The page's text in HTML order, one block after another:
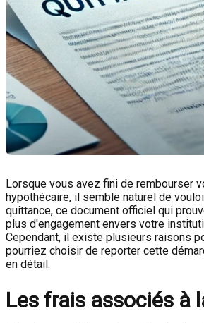
Lorsque vous avez fini de rembourser
hypothécaire, il semble naturel de
quittance, ce document officiel qui
plus d'engagement envers votre
Cependant, il existe plusieurs raisons
pourriez choisir de reporter cette
en détail.
Les frais associés à